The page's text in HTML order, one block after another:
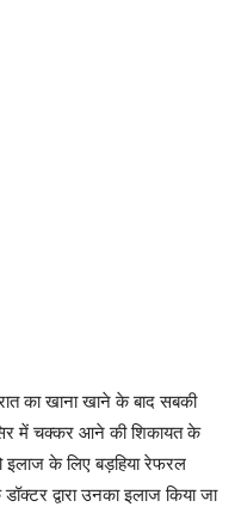
का खाना खाने के बाद सबकी
में चक्कर आने की शिकायत के
के लिए बड़हिया रेफरल
द्वारा उनका इलाज किया जा